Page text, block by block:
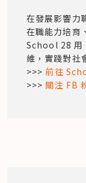
在發展影響力
在職能力培育
School 28 用
維，實踐對社
>>> 前往
>>> 關注 FB